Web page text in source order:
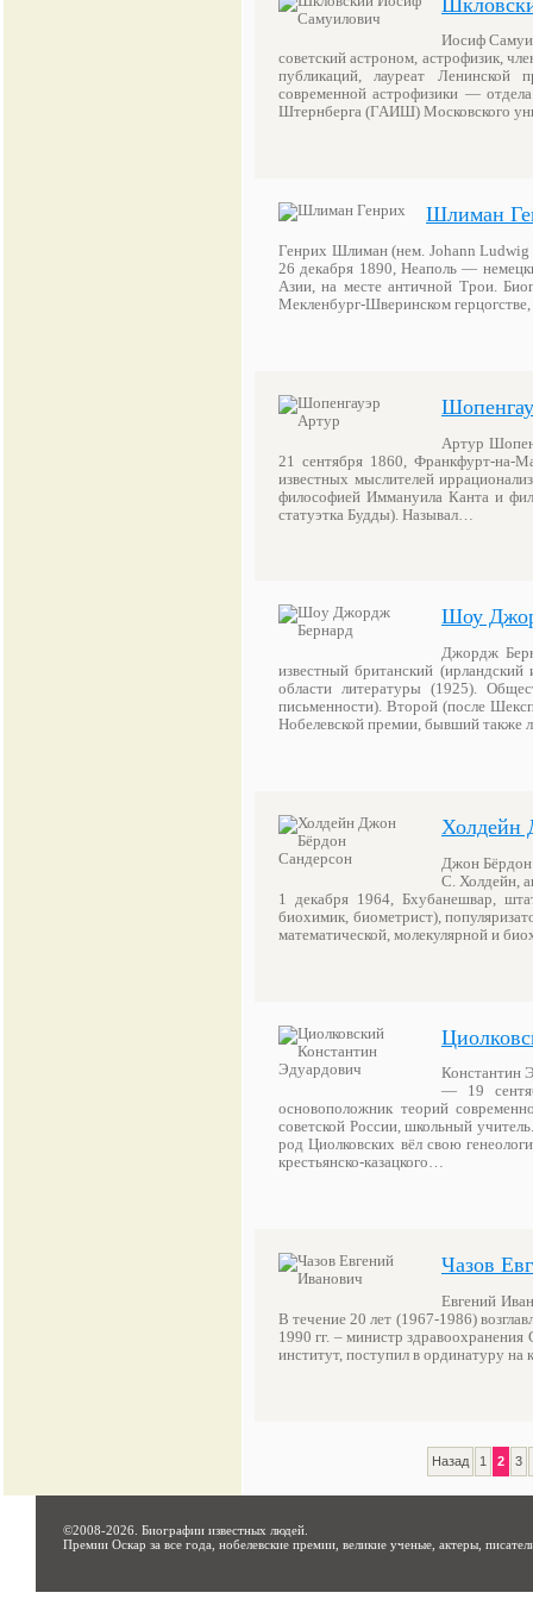
Иосиф
советский астроном, астрофизик,
публикаций, лауреат Ленинской
современной астрофизики —
Штернберга (ГАИШ) Московского
Шлиман
Генрих Шлиман (нем. Johann
26 декабря 1890, Неаполь —
Азии, на месте античной Трои.
Мекленбург-Шверинском герцогстве,
Артур
21 сентября 1860, Франкфурт-
известных мыслителей
философией Иммануила Канта и
статуэтка Будды). Называл…
Шоу
Джордж
известный британский (ирландский
области литературы (1925).
письменности). Второй (после
Нобелевской премии, бывший также
Холдейн
Джон Бёрдон
С. Холдейн,
1 декабря 1964, Бхубанешвар,
биохимик, биометрист),
математической, молекулярной и
Константин
— 19
основоположник теорий
советской России, школьный
род Циолковских вёл свою
крестьянско-казацкого…
Чазов
Евгений
В течение 20 лет (1967-1986)
1990 гг. – министр
институт, поступил в ординатуру
Назад 1 2 3
©2008-2026. Биографии известных людей
Премии Оскар за все года, нобелевские премии, великие ученые, актеры,